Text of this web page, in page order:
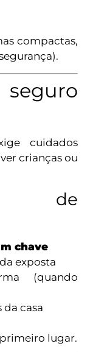
compactas,
seguro
cuidados
crianças ou
de
chave
exposta
(quando
da casa
lugar.